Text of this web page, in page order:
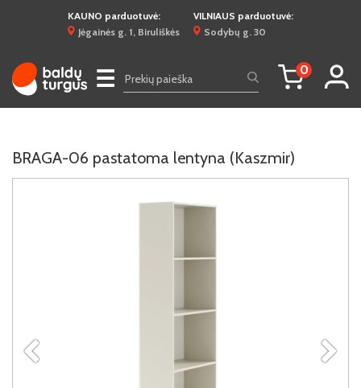
KAUNO parduotuvė:
Jėgainės g. 1, Biruliškės
VILNIAUS parduotuvė:
Sodybų g. 30
☰ 0
BRAGA-06 pastatoma lentyna (Kaszmir)